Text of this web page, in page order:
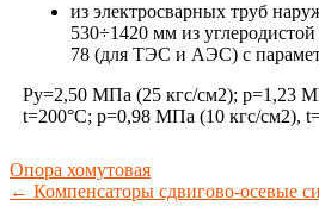
из электросварных труб
530÷1420 мм из
78 (для ТЭС и АЭС) с
Ру=2,50 МПа (25 кгс/см2); р=1,23
t=200°С; р=0,98 МПа (10 кгс/см2),
Опора хомутовая
← Компенсаторы сдвигово-осевые